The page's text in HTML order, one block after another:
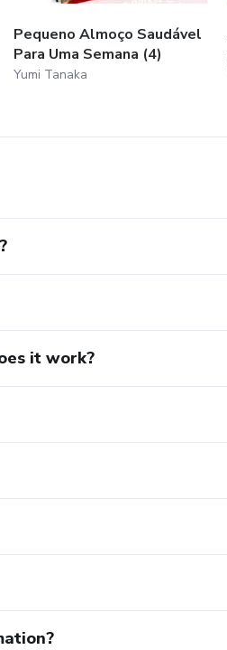
Pequeno Almoço Saudável
Para Uma Semana (4)
Yumi Tanaka
it work?